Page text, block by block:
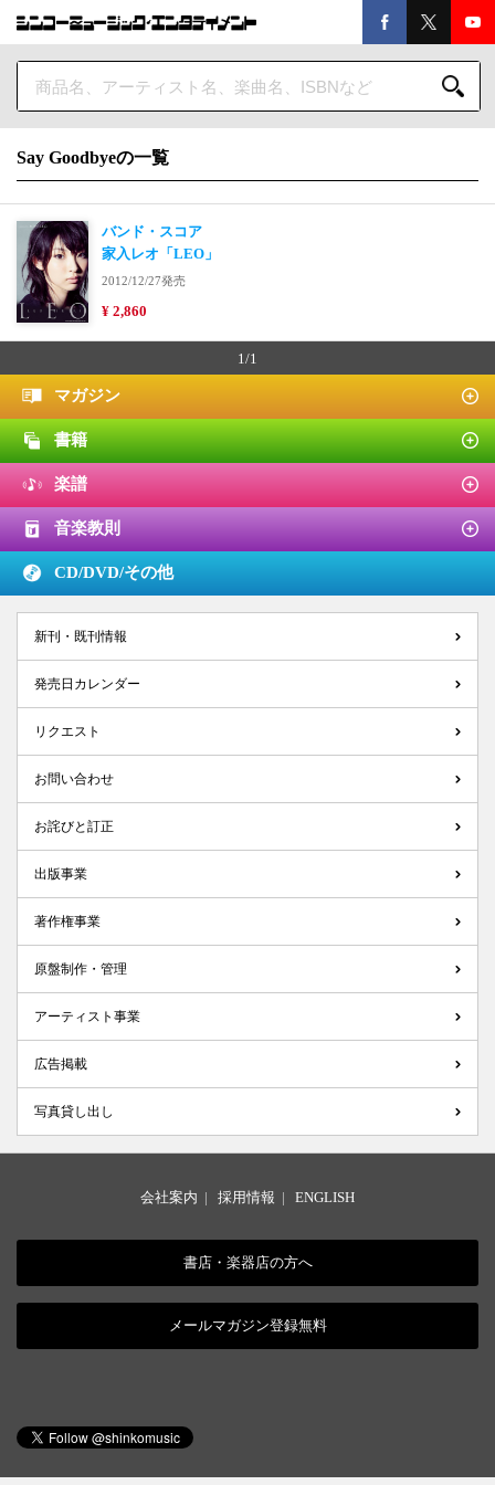
Say Goodbyeの一覧
バンド・スコア
家入レオ「LEO」
2012/12/27発売
¥ 2,860
1/1
マガジン
書籍
楽譜
音楽教則
CD/DVD/その他
新刊・既刊情報
発売日カレンダー
リクエスト
お問い合わせ
お詫びと訂正
出版事業
著作権事業
原盤制作・管理
アーティスト事業
広告掲載
写真貸し出し
会社案内 | 採用情報 | ENGLISH
書店・楽器店の方へ
メールマガジン登録無料